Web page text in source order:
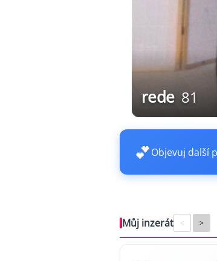
rede 81
💕Objevuj další
Můj inzerát < >